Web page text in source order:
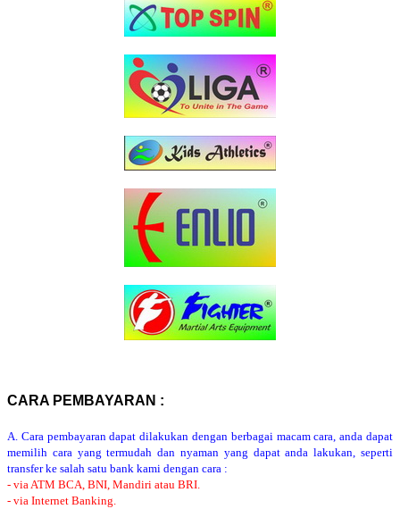
CARA PEMBAYARAN :
A. Cara pembayaran dapat dilakukan dengan berbagai macam cara, anda dapat
memilih cara yang termudah dan nyaman yang dapat anda lakukan, seperti
transfer ke salah satu bank kami dengan cara :
- via ATM BCA, BNI, Mandiri atau BRI.
- via Internet Banking.